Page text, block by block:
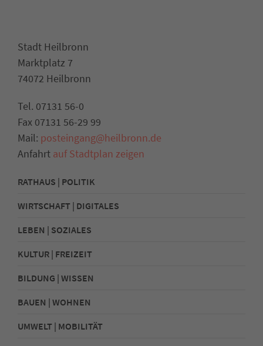
Stadt Heilbronn
Marktplatz 7
74072 Heilbronn
Tel. 07131 56-0
Fax 07131 56-29 99
Mail: posteingang@heilbronn.de
Anfahrt auf Stadtplan zeigen
RATHAUS | POLITIK
WIRTSCHAFT | DIGITALES
LEBEN | SOZIALES
KULTUR | FREIZEIT
BILDUNG | WISSEN
BAUEN | WOHNEN
UMWELT | MOBILITÄT